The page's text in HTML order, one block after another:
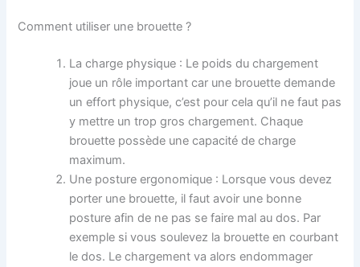
Comment utiliser une brouette ?
La charge physique : Le poids du chargement
joue un rôle important car une brouette demande
un effort physique, c’est pour cela qu’il ne faut pas
y mettre un trop gros chargement. Chaque
brouette possède une capacité de charge
maximum.
Une posture ergonomique : Lorsque vous devez
porter une brouette, il faut avoir une bonne
posture afin de ne pas se faire mal au dos. Par
exemple si vous soulevez la brouette en courbant
le dos. Le chargement va alors endommager